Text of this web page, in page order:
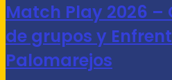
Match Play 2026 –
de grupos y
Palomarejos